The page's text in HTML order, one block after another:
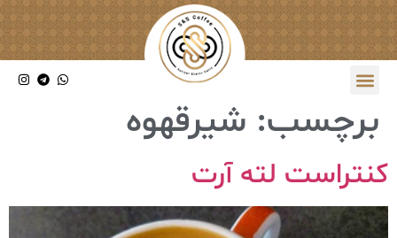
برچسب: شیرقهوه
کنتراست لته آرت